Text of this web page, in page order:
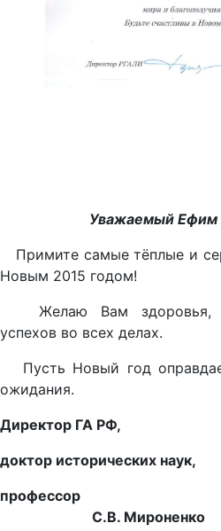
Уважаемый Ефим
Примите самые тёплые и
Новым 2015 годом!
Желаю Вам здоровья,
успехов во всех делах.
Пусть Новый год
ожидания.
Директор ГА РФ,
доктор исторических наук,
С.В. Мироненко